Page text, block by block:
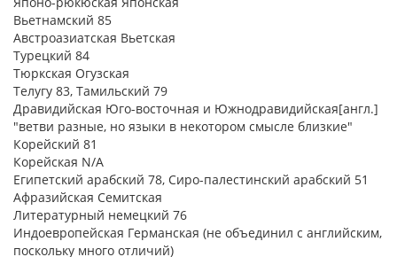
Вьетнамский 85
Австроазиатская Вьетская
Турецкий 84
Тюркская Огузская
Телугу 83, Тамильский 79
Дравидийская Юго-восточная и Южнодравидийская[англ.]
"ветви разные, но языки в некотором смысле близкие"
Корейский 81
Корейская N/A
Египетский арабский 78, Сиро-палестинский арабский 51
Афразийская Семитская
Литературный немецкий 76
Индоевропейская Германская (не объединил с английским,
поскольку много отличий)